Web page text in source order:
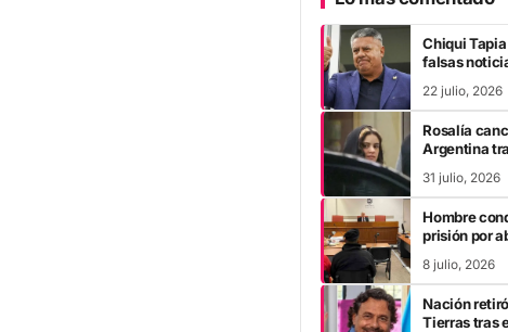
Chiqui
falsas
22 julio, 2026
Rosalía
Argentina
31 julio, 2026
Hombre
prisión por
8 julio, 2026
Nación
Tierras tras